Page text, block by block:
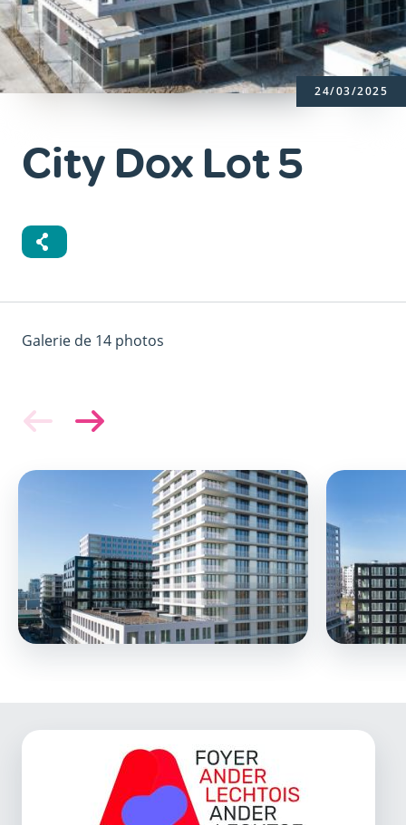
City Dox Lot 5
24/03/2025
Galerie de 14 photos
Image Image